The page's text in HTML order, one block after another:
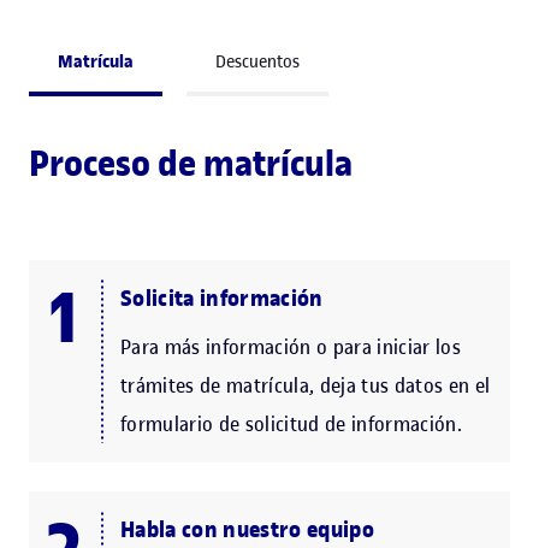
Matrícula Descuentos
Proceso de matrícula
Solicita información
Para más información o para iniciar los
trámites de matrícula, deja tus datos en el
formulario de solicitud de información.
Habla con nuestro equipo